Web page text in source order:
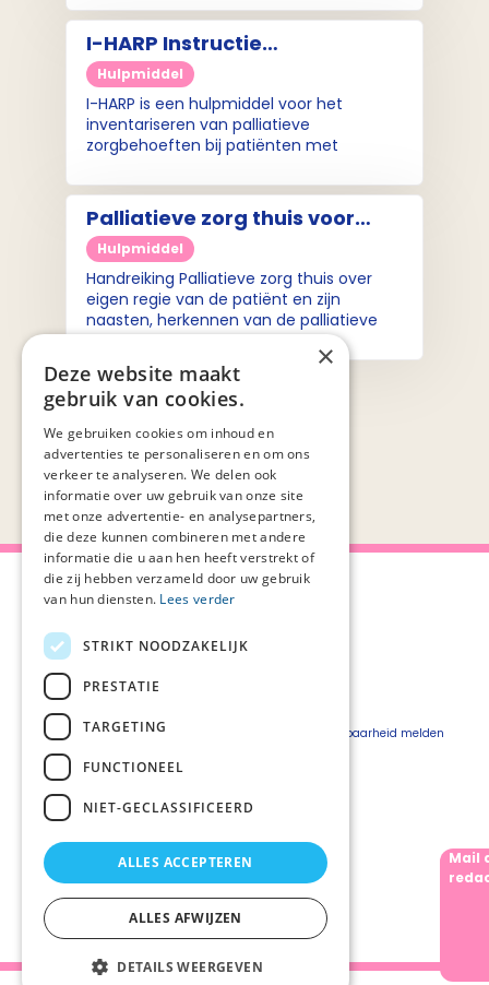
voor het implementeren van I-HARP in
het ziekenhuis.
I-HARP Instructie
(gesprekswijzer)
Hulpmiddel
I-HARP is een hulpmiddel voor het
inventariseren van palliatieve
zorgbehoeften bij patiënten met
zorgverleners laagdrempelig bij het op
tijd herkennen en richting geven aan de
zorg.
Palliatieve zorg thuis voor
(wijk)verpleegkundigen en
verzorgenden (handreiking)
Hulpmiddel
Handreiking Palliatieve zorg thuis over
eigen regie van de patiënt en zijn
naasten, herkennen van de palliatieve
fase, indicatiestelling, proactieve
zorgplanning, afstemming en
informatieoverdracht en de benodigde
competenties daarvoor.
Over Palliaweb
Over PZNL
Pers
Vacatures
Webshop
Privacyverklaring
Beveiligingskwetsbaarheid melden
Mail
×
Deze website maakt
gebruik van cookies.
We gebruiken cookies om inhoud en
advertenties te personaliseren en om ons
verkeer te analyseren. We delen ook
informatie over uw gebruik van onze site
met onze advertentie- en analysepartners,
die deze kunnen combineren met andere
informatie die u aan hen heeft verstrekt of
die zij hebben verzameld door uw gebruik
van hun diensten. Lees verder
STRIKT NOODZAKELIJK
PRESTATIE
TARGETING
FUNCTIONEEL
NIET-GECLASSIFICEERD
ALLES ACCEPTEREN
ALLES AFWIJZEN
DETAILS WEERGEVEN